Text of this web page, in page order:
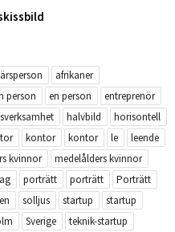
afrikaner
person en person
entreprenör
halvbild
horisontell
kontor kontor le
leende
kvinnor
medelålders kvinnor
porträtt porträtt
Porträtt
solljus startup
startup
Sverige
teknik-startup